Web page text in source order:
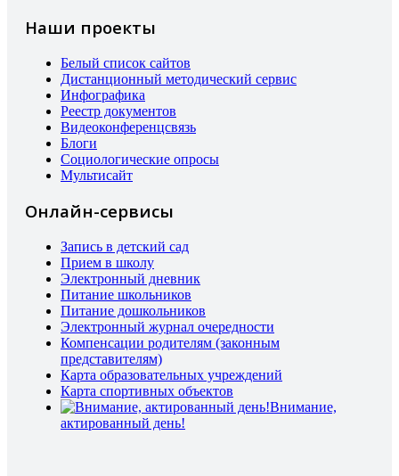
Наши проекты
Белый список сайтов
Дистанционный методический сервис
Инфографика
Реестр документов
Видеоконференцсвязь
Блоги
Социологические опросы
Мультисайт
Онлайн-сервисы
Запись в детский сад
Прием в школу
Электронный дневник
Питание школьников
Питание дошкольников
Электронный журнал очередности
Компенсации родителям (законным
представителям)
Карта образовательных учреждений
Карта спортивных объектов
Внимание,
актированный день!